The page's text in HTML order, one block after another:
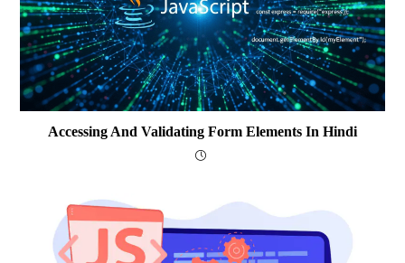
Accessing And Validating Form Elements In Hindi